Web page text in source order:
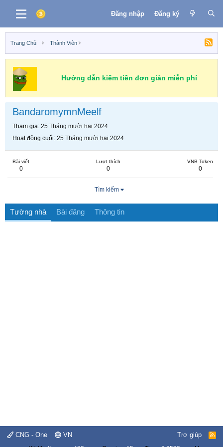
Đăng nhập Đăng ký
Trang Chủ Thành Viên
Hướng dẫn kiếm tiền đơn giản miễn phí
BandaromymnMeelf
Tham gia 25 Tháng mười hai 2024
Hoạt động cuối 25 Tháng mười hai 2024
Bài viết
0
Lượt thích
0
VNB Token
0
Tìm kiếm
Tường nhà Bài đăng Thông tin
CNG - One VN Trợ giúp
R